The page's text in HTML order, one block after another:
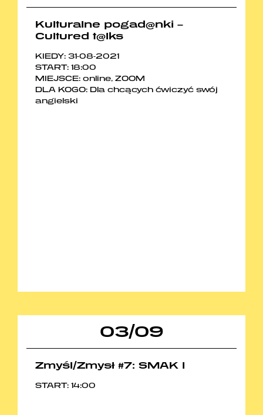
Kulturalne pogad@nki –
Cultured t@lks
KIEDY: 31-08-2021
START: 18:00
MIEJSCE: online, ZOOM
DLA KOGO: Dla chcących ćwiczyć swój
angielski
03/09
Zmyśl/Zmysł #7: SMAK I
START: 14:00